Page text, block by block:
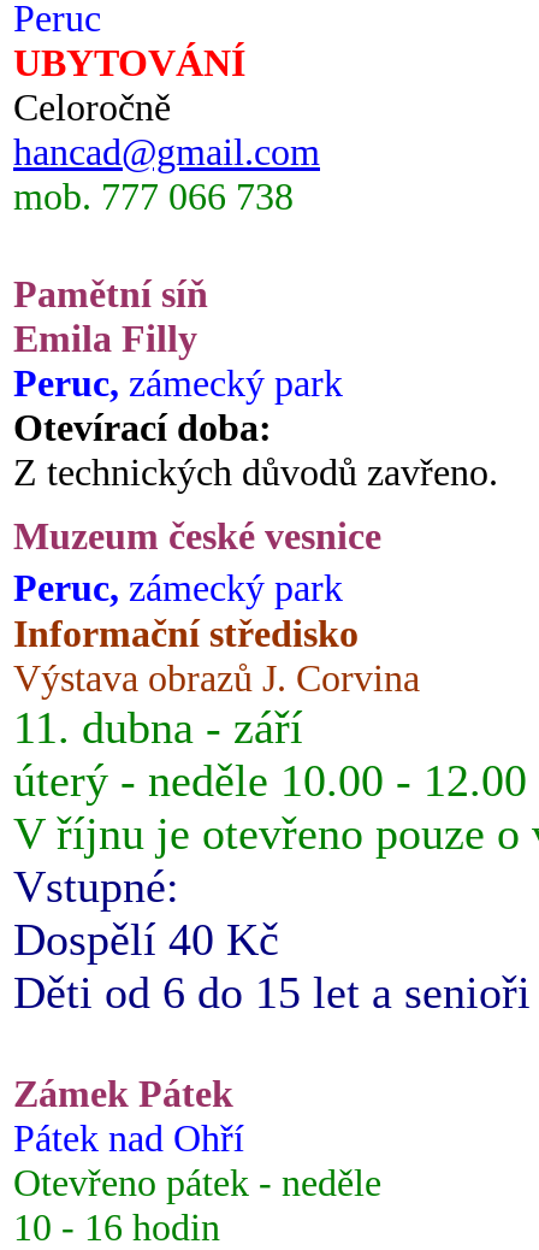
Peruc
UBYTOVÁNÍ
Celoročně
hancad@gmail.com
mob. 777 066 738
Pamětní síň
Emila Filly
Peruc, zámecký park
Otevírací doba:
Z technických důvodů zavřeno.
Muzeum české vesnice
Peruc, zámecký park
Informační středisko
Výstava obrazů J. Corvina
11. dubna - září
úterý - neděle 10.00 -
V říjnu je otevřeno pouze o
Vstupné:
Dospělí 40 Kč
Děti od 6 do 15 let a
Zámek Pátek
Pátek nad Ohří
Otevřeno pátek - neděle
10 - 16 hodin